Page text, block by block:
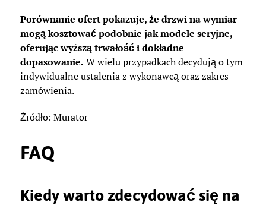
Porównanie ofert pokazuje, że drzwi na wymiar
mogą kosztować podobnie jak modele seryjne,
oferując wyższą trwałość i dokładne
dopasowanie. W wielu przypadkach decydują o tym
indywidualne ustalenia z wykonawcą oraz zakres
zamówienia.
Źródło: Murator
FAQ
Kiedy warto zdecydować się na